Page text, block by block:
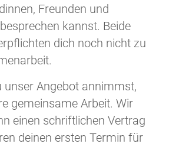
Freunden und
kannst. Beide
dich noch nicht zu
unser Angebot annimmst,
gemeinsame Arbeit. Wir
einen schriftlichen Vertrag
deinen ersten Termin für